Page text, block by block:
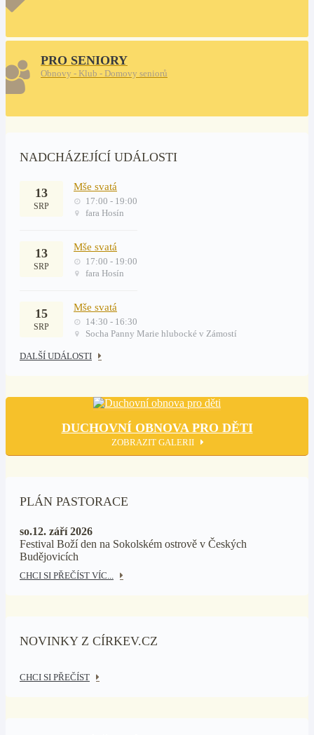
PRO SENIORY
Obnovy - Klub - Domovy seniorů
NADCHÁZEJÍCÍ UDÁLOSTI
13
SRP
Mše svatá
17:00 - 19:00
fara Hosín
13
SRP
Mše svatá
17:00 - 19:00
fara Hosín
15
SRP
Mše svatá
14:30 - 16:30
Socha Panny Marie hlubocké v Zámostí
DALŠÍ UDÁLOSTI
DUCHOVNÍ OBNOVA PRO DĚTI
ZOBRAZIT GALERII
PLÁN PASTORACE
so.12. září 2026
Festival Boží den na Sokolském ostrově v Českých
Budějovicích
CHCI SI PŘEČÍST VÍC...
NOVINKY Z CÍRKEV.CZ
CHCI SI PŘEČÍST